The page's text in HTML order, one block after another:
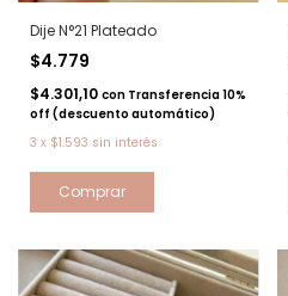
Dije N°21 Plateado
$4.779
$4.301,10 con Transferencia 10%
off (descuento automático)
3 x $1.593 sin interés